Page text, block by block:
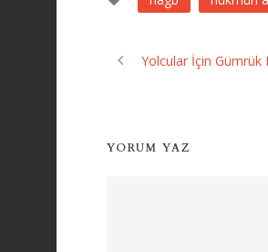
Yolcular İçin Gümrük
YORUM YAZ